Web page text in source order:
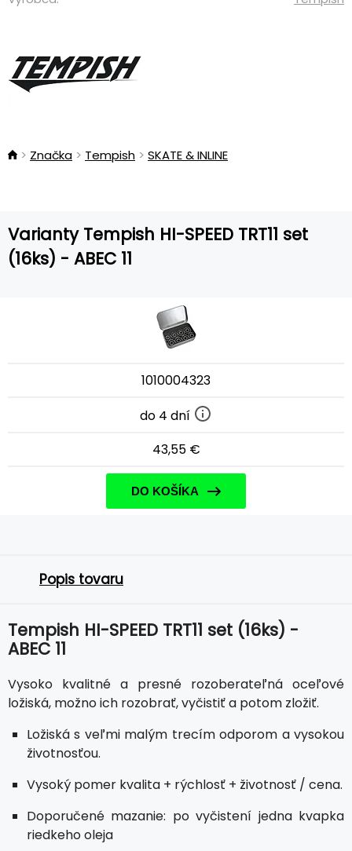
Značka Tempish SKATE & INLINE
Varianty Tempish HI-SPEED TRT11 set
(16ks) - ABEC 11
1010004323
do 4 dní
43,55 €
DO KOŠÍKA
Popis tovaru
Tempish HI-SPEED TRT11 set (16ks) -
ABEC 11
Vysoko kvalitné a presné rozoberateľná oceľové
ložiská, možno ich rozobrať, vyčistiť a potom zložiť.
Ložiská s veľmi malým trecím odporom a vysokou
životnosťou.
Vysoký pomer kvalita + rýchlosť + životnosť / cena.
Doporučené mazanie: po vyčistení jedna kvapka
riedkeho oleja